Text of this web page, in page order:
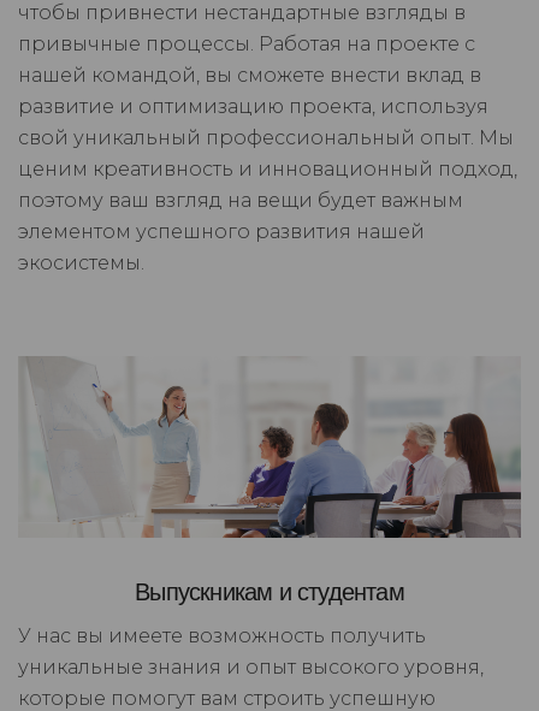
чтобы привнести нестандартные взгляды в
привычные процессы. Работая на проекте с
нашей командой, вы сможете внести вклад в
развитие и оптимизацию проекта, используя
свой уникальный профессиональный опыт. Мы
ценим креативность и инновационный подход,
поэтому ваш взгляд на вещи будет важным
элементом успешного развития нашей
экосистемы.
Выпускникам и студентам
У нас вы имеете возможность получить
уникальные знания и опыт высокого уровня,
которые помогут вам строить успешную